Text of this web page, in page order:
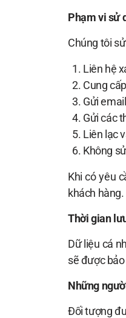
Phạm vi sử
Chúng tôi
Liên hệ
Cung
Gửi
Gửi các
Liên lạc
Không
Khi có yêu
khách hàng.
Thời gian
Dữ liệu cá
sẽ được
Những
Đối tượng